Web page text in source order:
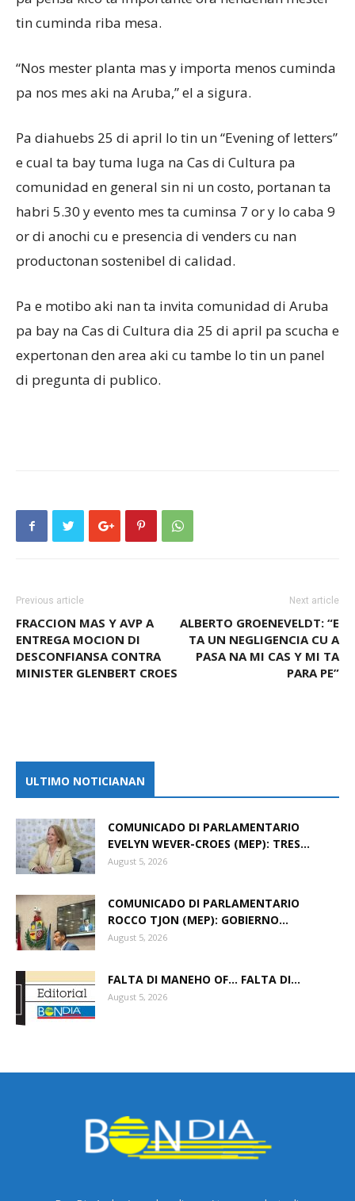
tin cuminda riba mesa.
“Nos mester planta mas y importa menos cuminda
pa nos mes aki na Aruba,” el a sigura.
Pa diahuebs 25 di april lo tin un “Evening of letters”
e cual ta bay tuma luga na Cas di Cultura pa
comunidad en general sin ni un costo, portanan ta
habri 5.30 y evento mes ta cuminsa 7 or y lo caba 9
or di anochi cu e presencia di venders cu nan
productonan sostenibel di calidad.
Pa e motibo aki nan ta invita comunidad di Aruba
pa bay na Cas di Cultura dia 25 di april pa scucha e
expertonan den area aki cu tambe lo tin un panel
di pregunta di publico.
Previous article
FRACCION MAS Y AVP A
ENTREGA MOCION DI
DESCONFIANSA CONTRA
MINISTER GLENBERT CROES
Next article
ALBERTO GROENEVELDT: “E
TA UN NEGLIGENCIA CU A
PASA NA MI CAS Y MI TA
PARA PE”
ULTIMO NOTICIANAN
COMUNICADO DI PARLAMENTARIO
EVELYN WEVER-CROES (MEP): TRES...
August 5, 2026
COMUNICADO DI PARLAMENTARIO
ROCCO TJON (MEP): GOBIERNO...
August 5, 2026
FALTA DI MANEHO OF… FALTA DI...
August 5, 2026